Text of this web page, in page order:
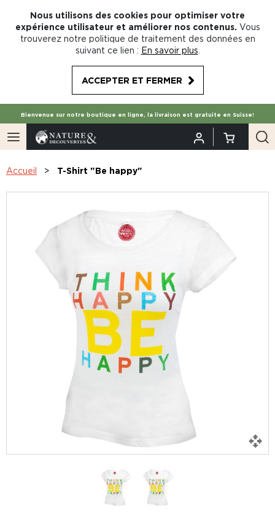
Nous utilisons des cookies pour optimiser votre
expérience utilisateur et améliorer nos contenus. Vous
trouverez notre politique de traitement des données en
suivant ce lien : En savoir plus
ACCEPTER ET FERMER
Bienvenue sur notre boutique en ligne, la livraison est gratuite en Suisse!
Accueil T-Shirt "Be happy"